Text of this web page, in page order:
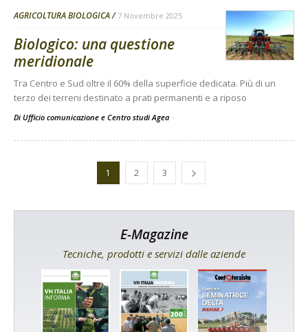
AGRICOLTURA BIOLOGICA 7 Novembre 2025
Biologico: una questione
meridionale
Tra Centro e Sud oltre il 60% della superficie dedicata. Più di un
terzo dei terreni destinato a prati permanenti e a riposo
Di Ufficio comunicazione e Centro studi Agea -
1 2 3
E-Magazine
Tecniche, prodotti e servizi dalle aziende